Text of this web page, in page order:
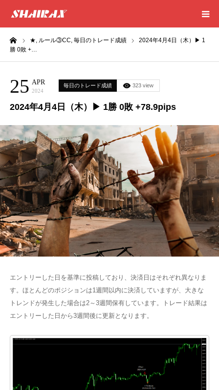
★, ルール③CC, 毎日のトレード成績
2024年4月4日（木）▶ 1
勝 0敗 +…
25 APR
2024
毎日のトレード成績 323 view
2024年4月4日（木）▶ 1勝 0敗 +78.9pips
エントリーした日を基準に投稿しており、決済日はそれぞれ異なりま
す。ほとんどのポジションは1週間以内に決済していますが、大きな
トレンドが発生した場合は2～3週間保有しています。トレード結果は
エントリーした日から3週間後に更新となります。
HOME
CONSULTING
EXCEL SHEET
NEWS
CONTACT